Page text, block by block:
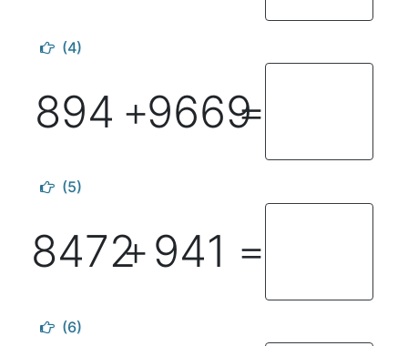
(4)
894 ＋9669
＝
(5)
8472
＋ 941 ＝
(6)